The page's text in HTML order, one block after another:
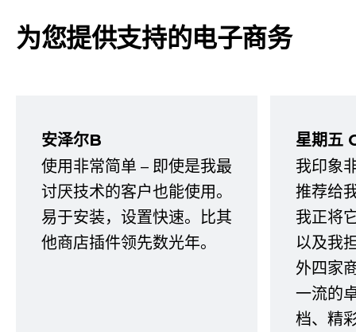
为您提供支持的电子商务
安泽尔B
使用非常简单 – 即使是我最
讨厌技术的客户也能使用。
易于安装，设置快速。比其
他商店插件领先数光年。
星期五
我印象
推荐给
我正将
以及我
外四家
一流的
档、精